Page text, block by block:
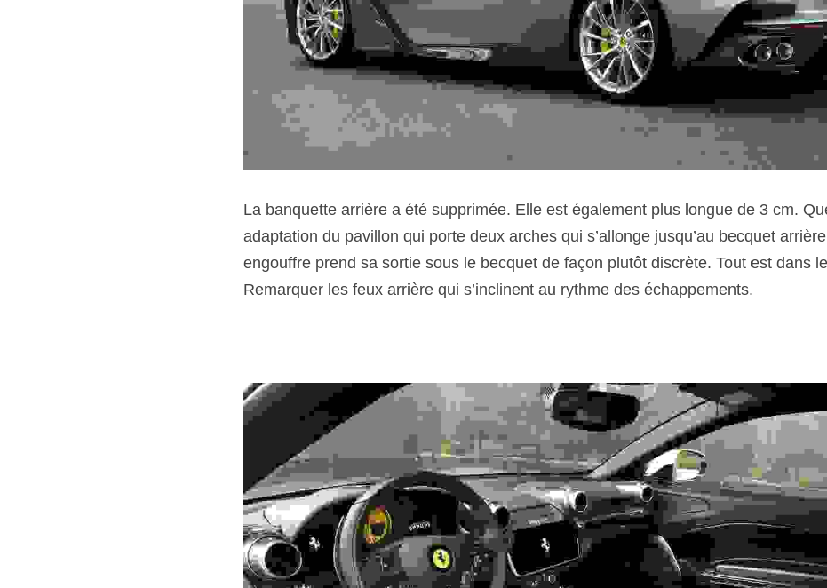
La banquette arrière a été supprimée. Elle est également plus longue de 3 cm.
adaptation du pavillon qui porte deux arches qui s’allonge jusqu’au becquet
engouffre prend sa sortie sous le becquet de façon plutôt discrète. Tout est dans
Remarquer les feux arrière qui s’inclinent au rythme des échappements.